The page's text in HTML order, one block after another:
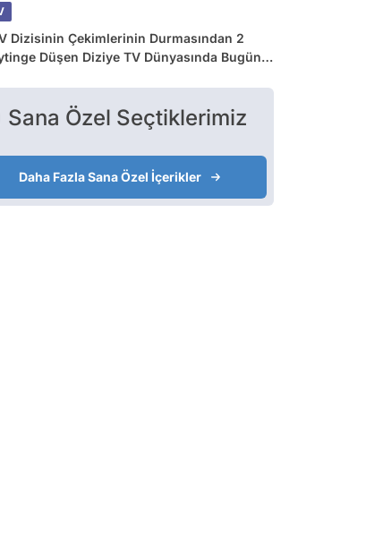
Dizisinin Çekimlerinin Durmasından 2
Düşen Diziye TV Dünyasında Bugün
Sana Özel Seçtiklerimiz
Daha Fazla Sana Özel İçerikler